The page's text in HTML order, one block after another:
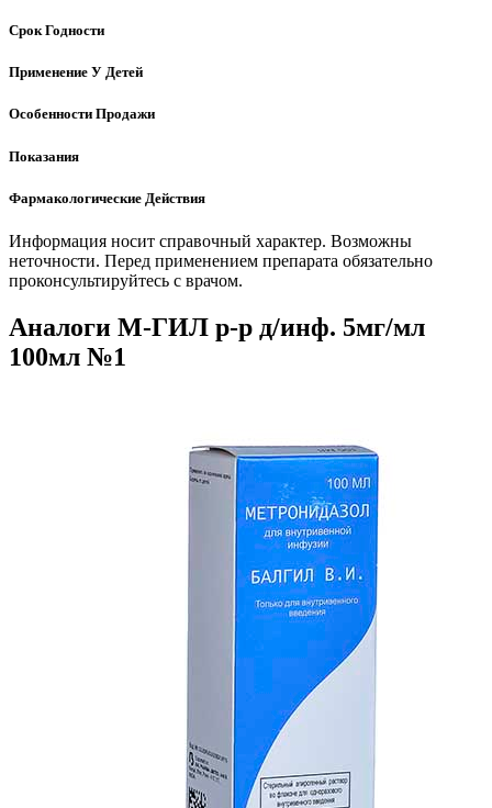
Срок Годности
Применение У Детей
Особенности Продажи
Показания
Фармакологические Действия
Информация носит справочный характер. Возможны
неточности. Перед применением препарата обязательно
проконсультируйтесь с врачом.
Аналоги М-ГИЛ р-р д/инф. 5мг/мл
100мл №1